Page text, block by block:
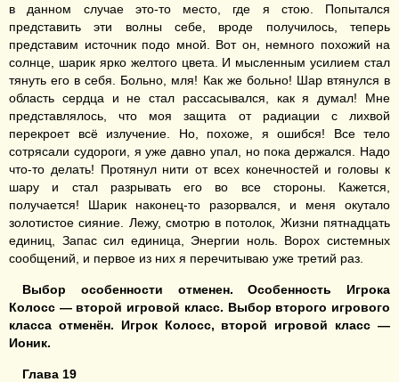
в данном случае это-то место, где я стою. Попытался
представить эти волны себе, вроде получилось, теперь
представим источник подо мной. Вот он, немного похожий на
солнце, шарик ярко желтого цвета. И мысленным усилием стал
тянуть его в себя. Больно, мля! Как же больно! Шар втянулся в
область сердца и не стал рассасывался, как я думал! Мне
представлялось, что моя защита от радиации с лихвой
перекроет всё излучение. Но, похоже, я ошибся! Все тело
сотрясали судороги, я уже давно упал, но пока держался. Надо
что-то делать! Протянул нити от всех конечностей и головы к
шару и стал разрывать его во все стороны. Кажется,
получается! Шарик наконец-то разорвался, и меня окутало
золотистое сияние. Лежу, смотрю в потолок, Жизни пятнадцать
единиц, Запас сил единица, Энергии ноль. Ворох системных
сообщений, и первое из них я перечитываю уже третий раз.
Выбор особенности отменен. Особенность Игрока
Колосс — второй игровой класс. Выбор второго игрового
класса отменён. Игрок Колосс, второй игровой класс —
Ионик.
Глава 19